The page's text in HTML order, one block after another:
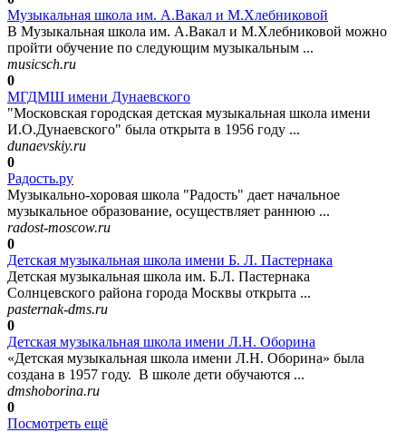
Музыкальная школа им. А.Вакал и М.Хлебниковой
В Музыкальная школа им. А.Вакал и М.Хлебниковой можно
пройти обучение по следующим музыкальным ...
musicsch.ru
0
МГДМШ имени Дунаевского
"Московская городская детская музыкальная школа имени
И.О.Дунаевского" была открыта в 1956 году ...
dunaevskiy.ru
0
Радость.ру
Музыкально-хоровая школа "Радость" дает начальное
музыкальное образование, осуществляет раннюю ...
radost-moscow.ru
0
Детская музыкальная школа имени Б. Л. Пастернака
Детская музыкальная школа им. Б.Л. Пастернака
Солнцевского района города Москвы открыта ...
pasternak-dms.ru
0
Детская музыкальная школа имени Л.Н. Оборина
«Детская музыкальная школа имени Л.Н. Оборина» была
создана в 1957 году. В школе дети обучаются ...
dmshoborina.ru
0
Посмотреть ещё